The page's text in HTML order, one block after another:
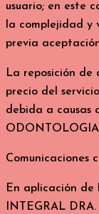
usuario; en este
la complejidad y
previa
La reposición de
precio del
debida a causas
Comunicaciones
En aplicación
INTEGRAL